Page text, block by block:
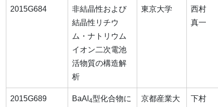
2015G684
非結晶性および
結晶性リチウ
ム・ナトリウム
イオン二次電池
活物質の構造解
析
東京大学
西村
真一
2015G689 BaAl 4型化合物に
京都産業大
下村